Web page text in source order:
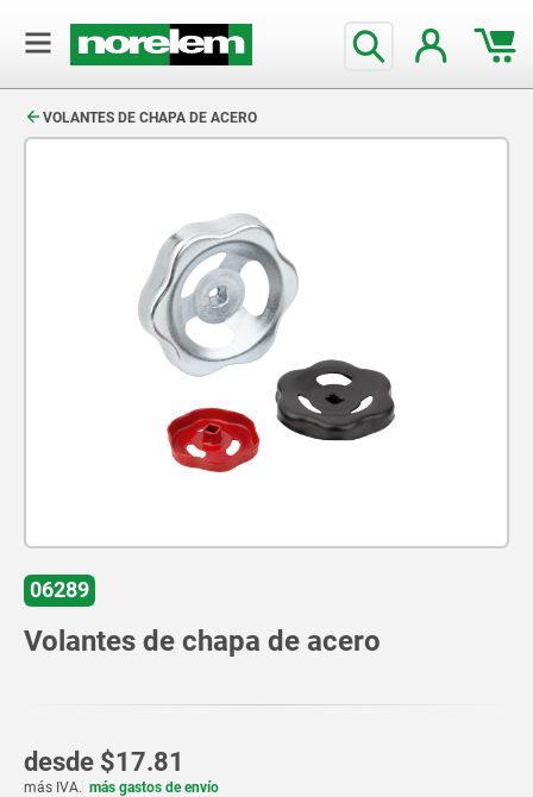
VOLANTES DE CHAPA DE ACERO
06289
Volantes de chapa de acero
desde $17.81
más IVA. más gastos de envío